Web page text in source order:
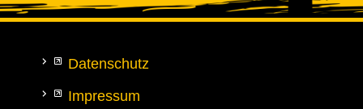
Datenschutz
Impressum